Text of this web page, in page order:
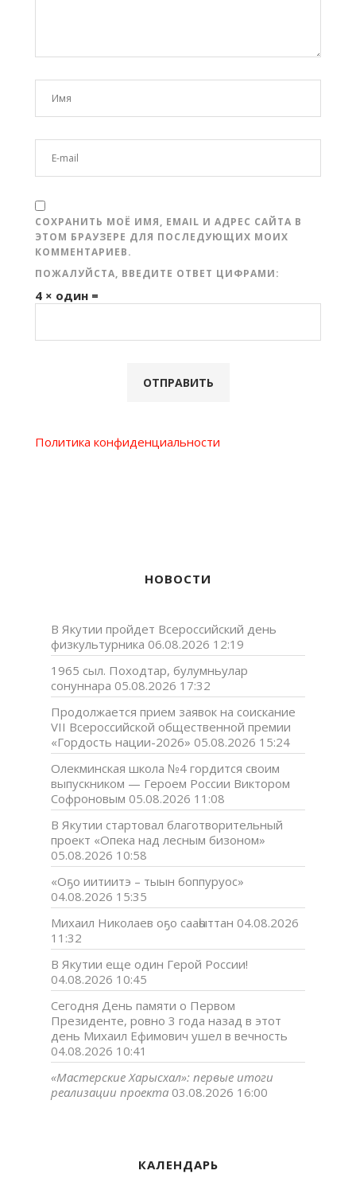
СОХРАНИТЬ МОЁ ИМЯ, EMAIL И АДРЕС САЙТА В
ЭТОМ БРАУЗЕРЕ ДЛЯ ПОСЛЕДУЮЩИХ МОИХ
КОММЕНТАРИЕВ.
ПОЖАЛУЙСТА, ВВЕДИТЕ ОТВЕТ ЦИФРАМИ:
4 × один =
Политика конфиденциальности
НОВОСТИ
В Якутии пройдет Всероссийский день
физкультурника 06.08.2026 12:19
1965 сыл. Походтар, булумньулар
сонуннара 05.08.2026 17:32
Продолжается прием заявок на соискание
VII Всероссийской общественной премии
«Гордость нации-2026» 05.08.2026 15:24
Олекминская школа №4 гордится своим
выпускником — Героем России Виктором
Софроновым 05.08.2026 11:08
В Якутии стартовал благотворительный
проект «Опека над лесным бизоном»
05.08.2026 10:58
«Оҕо иитиитэ – тыын боппуруос»
04.08.2026 15:35
Михаил Николаев оҕо сааһыттан 04.08.2026
11:32
В Якутии еще один Герой России!
04.08.2026 10:45
Сегодня День памяти о Первом
Президенте, ровно 3 года назад в этот
день Михаил Ефимович ушел в вечность
04.08.2026 10:41
«Мастерские Харысхал»: первые итоги
реализации проекта 03.08.2026 16:00
КАЛЕНДАРЬ